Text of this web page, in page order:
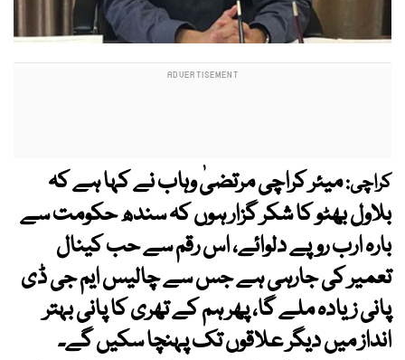
کراچی:میئر کراچی مرتضیٰ وہاب نے کہا ہے کہ
بلاول بھٹو کا شکر گزار ہوں کہ سندھ حکومت سے
بارہ ارب روپے دلوائے، اس رقم سے حب کینال
تعمیر کی جارہی ہے جس سے چالیس ایم جی ڈی
پانی زیادہ ملے گا، پھر ہم کے تھری کا پانی بہتر
انداز میں دیگر علاقوں تک پہنچا سکیں گے۔